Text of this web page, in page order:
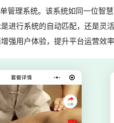
管理系统。该系统如同一位智
进行系统的自动匹配，还是灵
强用户体验，提升平台运营效率